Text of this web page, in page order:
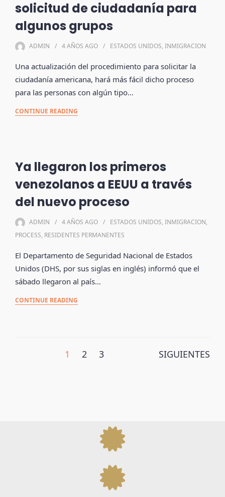
solicitud de ciudadanía para
algunos grupos
ADMIN 4 AÑOS AGO ESTADOS UNIDOS, INMIGRACION
Una actualización del procedimiento para solicitar la
ciudadanía americana, hará más fácil dicho proceso
para las personas con algún tipo…
CONTINUE READING
Ya llegaron los primeros
venezolanos a EEUU a través
del nuevo proceso
ADMIN 4 AÑOS AGO ESTADOS UNIDOS, INMIGRACION,
PROCESS, RESIDENTES PERMANENTES
El Departamento de Seguridad Nacional de Estados
Unidos (DHS, por sus siglas en inglés) informó que el
sábado llegaron al país…
CONTINUE READING
1 2 3 SIGUIENTES